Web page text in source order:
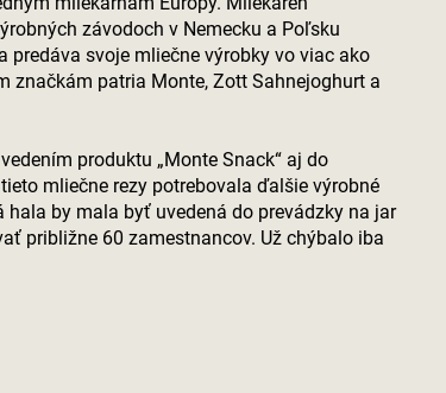
závodoch v Nemecku a Poľsku
predáva svoje mliečne výrobky vo viac ako
značkám patria Monte, Zott Sahnejoghurt a
produktu „Monte Snack“ aj do
mliečne rezy potrebovala ďalšie výrobné
by mala byť uvedená do prevádzky na jar
približne 60 zamestnancov. Už chýbalo iba